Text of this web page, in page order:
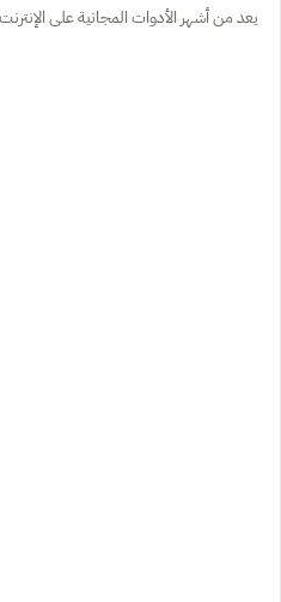
يعد من أشهر الأدوات المجانية على